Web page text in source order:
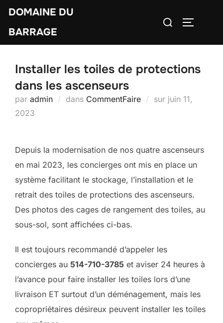
Aller
contenu
DOMAINE DU
BARRAGE
Rechercher :
Installer les toiles de protections
dans les ascenseurs
par admin dans CommentFaire sur Publié
juin 11,
2023
Depuis la modernisation de nos quatre ascenseurs
en mai 2023, les concierges ont mis en place un
système facilitant le stockage, l’installation et le
retrait des toiles de protections des ascenseurs.
Des photos des cages de rangement des toiles, au
sous-sol, sont affichées ci-bas.
Il est toujours recommandé d’appeler les
concierges au 514-710-3785 et aviser 24 heures à
l’avance pour faire installer les toiles lors d’une
livraison ET surtout d’un déménagement, mais les
copropriétaires désireux peuvent installer les toiles